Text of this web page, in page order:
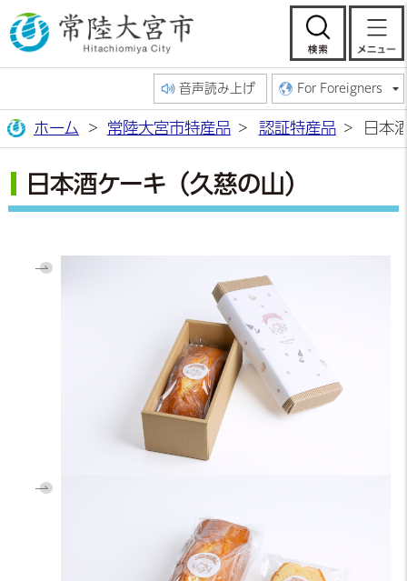
常陸大宮市公
検
音声読み上げ For Foreigners
ホーム 常陸大宮市特産品 認証特産品 日本
日本酒ケーキ（久慈の山）